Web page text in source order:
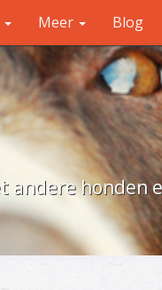
honden
Meer Blog